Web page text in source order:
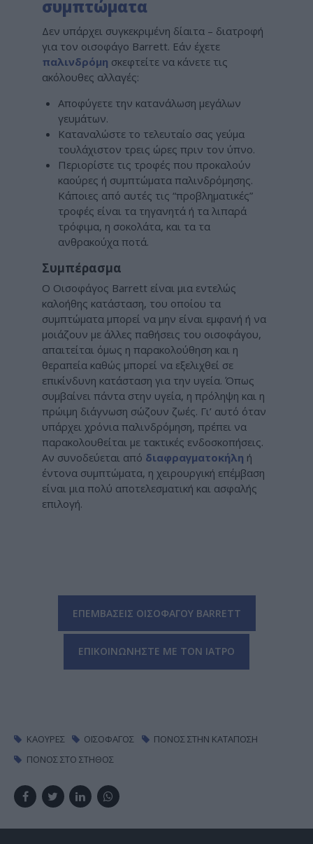
συμπτώματα
Δεν υπάρχει συγκεκριμένη δίαιτα – διατροφή
για τον οισοφάγο Barrett. Εάν έχετε
παλινδρόμη σκεφτείτε να κάνετε τις
ακόλουθες αλλαγές:
Αποφύγετε την κατανάλωση μεγάλων
γευμάτων.
Καταναλώστε το τελευταίο σας γεύμα
τουλάχιστον τρεις ώρες πριν τον ύπνο.
Περιορίστε τις τροφές που προκαλούν
καούρες ή συμπτώματα παλινδρόμησης.
Κάποιες από αυτές τις “προβληματικές”
τροφές είναι τα τηγανητά ή τα λιπαρά
τρόφιμα, η σοκολάτα, και τα τα
ανθρακούχα ποτά.
Συμπέρασμα
Ο Οισοφάγος Barrett είναι μια εντελώς
καλοήθης κατάσταση, του οποίου τα
συμπτώματα μπορεί να μην είναι εμφανή ή να
μοιάζουν με άλλες παθήσεις του οισοφάγου,
απαιτείται όμως η παρακολούθηση και η
θεραπεία καθώς μπορεί να εξελιχθεί σε
επικίνδυνη κατάσταση για την υγεία. Όπως
συμβαίνει πάντα στην υγεία, η πρόληψη και η
πρώιμη διάγνωση σώζουν ζωές. Γι’ αυτό όταν
υπάρχει χρόνια παλινδρόμηση, πρέπει να
παρακολουθείται με τακτικές ενδοσκοπήσεις.
Αν συνοδεύεται από διαφραγματοκήλη ή
έντονα συμπτώματα, η χειρουργική επέμβαση
είναι μια πολύ αποτελεσματική και ασφαλής
επιλογή.
ΕΠΕΜΒΑΣΕΙΣ ΟΙΣΟΦΑΓΟΥ BARRETT
ΕΠΙΚΟΙΝΩΝΗΣΤΕ ΜΕ ΤΟΝ ΙΑΤΡΟ
ΚΑΟΎΡΕΣ ΟΙΣΟΦΆΓΟΣ
ΠΌΝΟΣ ΣΤΗΝ ΚΑΤΆΠΟΣΗ
ΠΌΝΟΣ ΣΤΟ ΣΤΉΘΟΣ